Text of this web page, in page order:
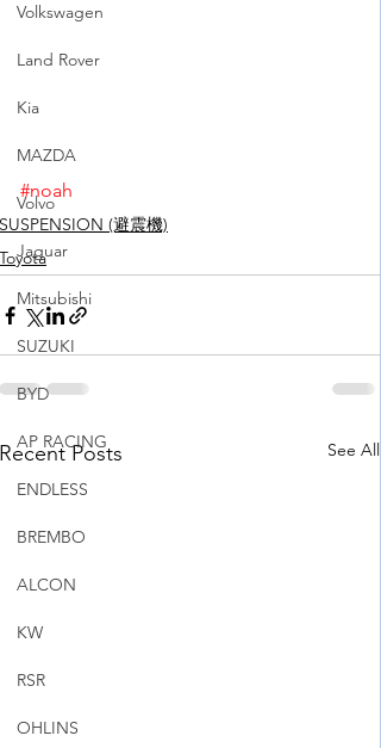
Volkswagen
Land Rover
Kia
MAZDA
Volvo
Jaguar
Mitsubishi
SUZUKI
BYD
AP RACING
ENDLESS
BREMBO
ALCON
KW
RSR
OHLINS
#noah
SUSPENSION (避震機)
Toyota
Recent Posts See All